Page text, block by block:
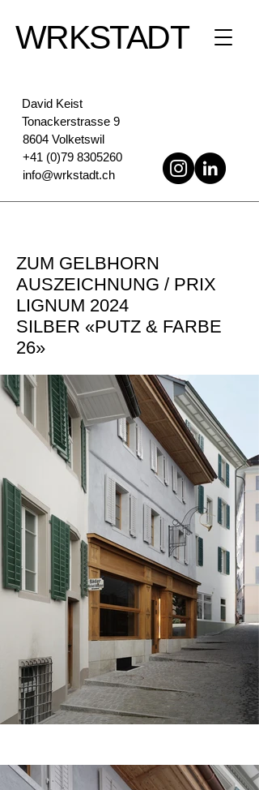
WRKSTADT
David Keist
Tonackerstrasse 9
8604 Volketswil
+41 (0)79 8305260
info@wrkstadt.ch
ZUM GELBHORN
AUSZEICHNUNG / PRIX
LIGNUM 2024
SILBER «PUTZ & FARBE
26»